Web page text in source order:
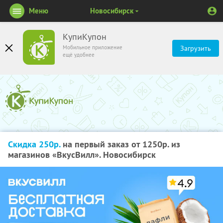
КупиКупон
Мобильное приложение
ещё удобнее
Загрузить
Меню Новосибирск
Скидка 250р.на первый заказ от 1250р. из
магазинов «ВкусВилл». Новосибирск